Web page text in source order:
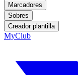
Marcadores
Sobres
Creador plantilla
MyClub